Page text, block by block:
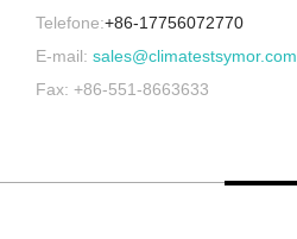
Telefone:+86-17756072770
E-mail: sales@climatestsymor.com
Fax: +86-551-8663633